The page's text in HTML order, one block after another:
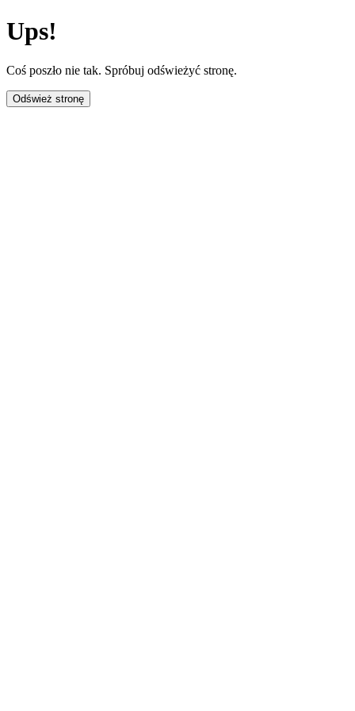
Ups!
Coś poszło nie tak. Spróbuj odświeżyć stronę.
Odśwież stronę